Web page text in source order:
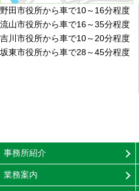
野田市役所から車で10～16分程度
流山市役所から車で16～35分程度
吉川市役所から車で10～20分程度
坂東市役所から車で28～45分程度
事務所紹介
業務案内